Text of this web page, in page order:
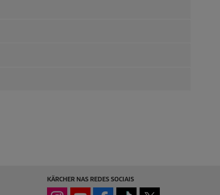
KÄRCHER NAS REDES SOCIAIS